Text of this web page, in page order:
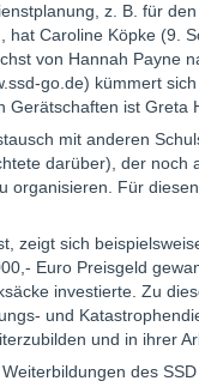
z. B. für
Caroline Köpke (9.
von Hannah Payne
go.de) kümmert
ist Greta
mit anderen
darüber), der noch
organisieren. Für
zeigt sich
Euro Preisgeld
investierte. Zu
und
und in ihrer
des